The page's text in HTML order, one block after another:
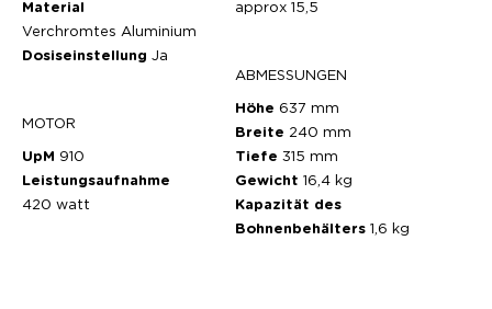
Material
Verchromtes Aluminium
Dosiseinstellung Ja
MOTOR
UpM 910
Leistungsaufnahme
420 watt
approx 15,5
ABMESSUNGEN
Höhe 637 mm
Breite 240 mm
Tiefe 315 mm
Gewicht 16,4 kg
Kapazität des
Bohnenbehälters 1,6 kg